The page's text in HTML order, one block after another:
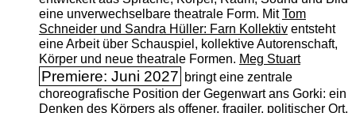
eine unverwechselbare theatrale Form. MitTom
Schneider und Sandra Hüller: Farn Kollektiventsteht
eine Arbeit über Schauspiel, kollektive Autorenschaft,
Körper und neue theatrale Formen. Meg Stuart
Premiere: Juni 2027 bringt eine zentrale
choreografische Position der Gegenwart ans Gorki: ein
Denken des Körpers als offener, fragiler, politischer Ort.